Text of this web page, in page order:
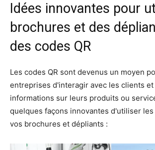
Idées innovantes pour
brochures et des
des codes QR
Les codes QR sont devenus un moyen
entreprises d'interagir avec les clients
informations sur leurs produits ou
quelques façons innovantes d'utiliser les
vos brochures et dépliants :